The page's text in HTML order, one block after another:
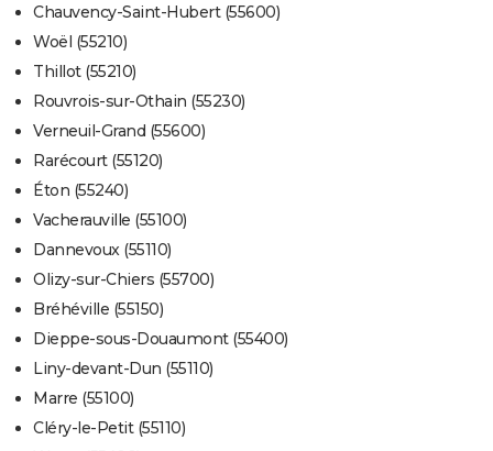
Chauvency-Saint-Hubert (55600)
Woël (55210)
Thillot (55210)
Rouvrois-sur-Othain (55230)
Verneuil-Grand (55600)
Rarécourt (55120)
Éton (55240)
Vacherauville (55100)
Dannevoux (55110)
Olizy-sur-Chiers (55700)
Bréhéville (55150)
Dieppe-sous-Douaumont (55400)
Liny-devant-Dun (55110)
Marre (55100)
Cléry-le-Petit (55110)